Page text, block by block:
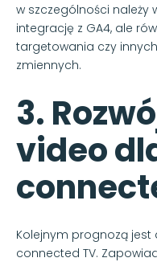
w szczególności należy
integrację z GA4, ale
targetowania czy
zmiennych.
3.
video
Kolejnym prognozą
connected TV.